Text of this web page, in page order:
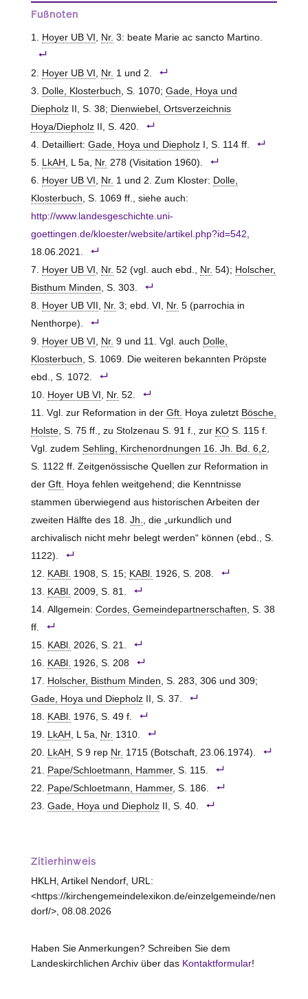
Fußnoten
Hoyer UB VI , Nr. 3: beate Marie ac sancto Martino.
Hoyer UB VI , Nr. 1 und 2.
Dolle, Klosterbuch, S. 1070; Gade, Hoya und
DiepholzII, S. 38; Dienwiebel, Ortsverzeichnis
Hoya/DiepholzII, S. 420.
Detailliert: Gade, Hoya und DiepholzI, S. 114 ff.
LkAH , L 5a, Nr. 278 (Visitation 1960).
Hoyer UB VI , Nr. 1 und 2. Zum Kloster: Dolle,
Klosterbuch, S. 1069 ff., siehe auch:
http://www.landesgeschichte.uni-
goettingen.de/kloester/website/artikel.php?id=542,
18.06.2021.
Hoyer UB VI , Nr. 52 (vgl. auch ebd., Nr. 54); Holscher,
Bisthum Minden, S. 303.
Hoyer UB VII , Nr. 3; ebd. VI, Nr. 5 (parrochia in
Nenthorpe).
Hoyer UB VI , Nr. 9 und 11. Vgl. auch Dolle,
Klosterbuch, S. 1069. Die weiteren bekannten Pröpste
ebd., S. 1072.
Hoyer UB VI , Nr. 52.
Vgl. zur Reformation in der Gft. Hoyazuletzt Bösche,
Holste, S. 75 ff., zu Stolzenau S. 91 f., zur KOS. 115 f.
Vgl. zudem Sehling, Kirchenordnungen 16. Jh. Bd. 6,2,
S. 1122 ff. Zeitgenössische Quellen zur Reformation in
der Gft. Hoyafehlen weitgehend; die Kenntnisse
stammen überwiegend aus historischen Arbeiten der
zweiten Hälfte des 18. Jh., die „urkundlich und
archivalisch nicht mehr belegt werden“ können (ebd., S.
1122).
KABl. 1908, S. 15; KABl. 1926, S. 208.
KABl. 2009, S. 81.
Allgemein: Cordes, Gemeindepartnerschaften, S. 38
ff.
KABl. 2026, S. 21.
KABl. 1926, S. 208
Holscher, Bisthum Minden, S. 283, 306 und 309;
Gade, Hoya und DiepholzII, S. 37.
KABl. 1976, S. 49 f.
LkAH , L 5a, Nr. 1310.
LkAH , S 9 rep Nr. 1715 (Botschaft, 23.06.1974).
Pape/Schloetmann, Hammer, S. 115.
Pape/Schloetmann, Hammer, S. 186.
Gade, Hoya und DiepholzII, S. 40.
Zitierhinweis
HKLH, Artikel Nendorf, URL:
<https://kirchengemeindelexikon.de/einzelgemeinde/nen
dorf/>, 08.08.2026
Haben Sie Anmerkungen? Schreiben Sie dem
Landeskirchlichen Archiv über das Kontaktformular!